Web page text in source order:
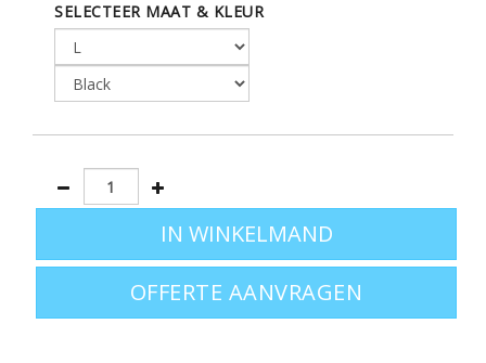
kleuren
SELECTEER MAAT & KLEUR
OFFERTE AANVRAGEN